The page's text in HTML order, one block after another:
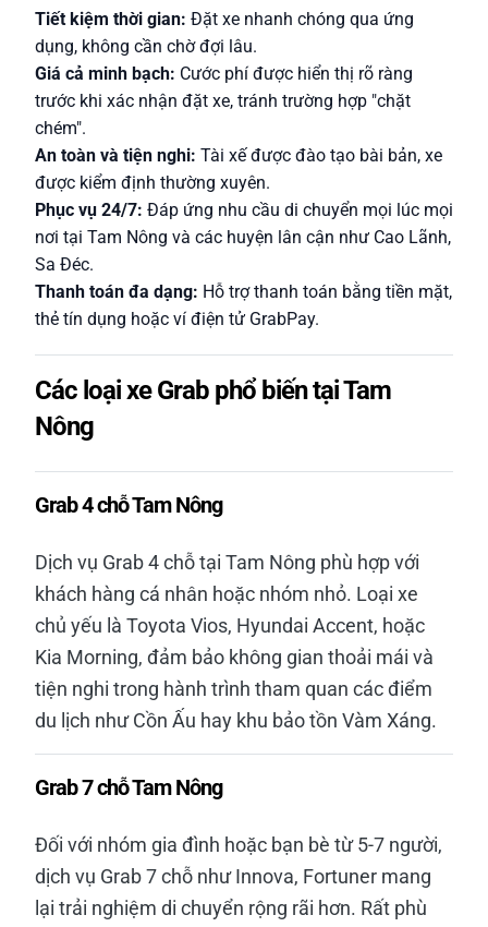
Tiết kiệm thời gian: Đặt xe nhanh chóng qua ứng
dụng, không cần chờ đợi lâu.
Giá cả minh bạch: Cước phí được hiển thị rõ ràng
trước khi xác nhận đặt xe, tránh trường hợp "chặt
chém".
An toàn và tiện nghi: Tài xế được đào tạo bài bản, xe
được kiểm định thường xuyên.
Phục vụ 24/7: Đáp ứng nhu cầu di chuyển mọi lúc mọi
nơi tại Tam Nông và các huyện lân cận như Cao Lãnh,
Sa Đéc.
Thanh toán đa dạng: Hỗ trợ thanh toán bằng tiền mặt,
thẻ tín dụng hoặc ví điện tử GrabPay.
Các loại xe Grab phổ biến tại Tam
Nông
Grab 4 chỗ Tam Nông
Dịch vụ Grab 4 chỗ tại Tam Nông phù hợp với
khách hàng cá nhân hoặc nhóm nhỏ. Loại xe
chủ yếu là Toyota Vios, Hyundai Accent, hoặc
Kia Morning, đảm bảo không gian thoải mái và
tiện nghi trong hành trình tham quan các điểm
du lịch như Cồn Ấu hay khu bảo tồn Vàm Xáng.
Grab 7 chỗ Tam Nông
Đối với nhóm gia đình hoặc bạn bè từ 5-7 người,
dịch vụ Grab 7 chỗ như Innova, Fortuner mang
lại trải nghiệm di chuyển rộng rãi hơn. Rất phù